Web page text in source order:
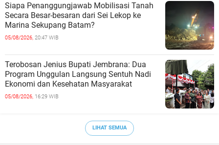
Siapa Penanggungjawab Mobilisasi Tanah
Secara Besar-besaran dari Sei Lekop ke
Marina Sekupang Batam?
05/08/2026, 20:47 WIB
Terobosan Jenius Bupati Jembrana: Dua
Program Unggulan Langsung Sentuh Nadi
Ekonomi dan Kesehatan Masyarakat
05/08/2026, 16:29 WIB
LIHAT SEMUA